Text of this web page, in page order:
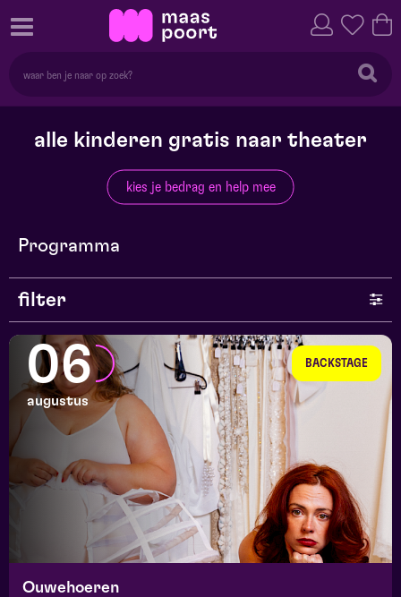
alle kinderen gratis naar theater
kies je bedrag en help mee
Programma
filter
genre
series en selecties
BACKSTAGE
06
augustus
Ouwehoeren